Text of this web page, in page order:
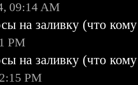
09:14 AM
на заливку (что
PM
на заливку (что
PM